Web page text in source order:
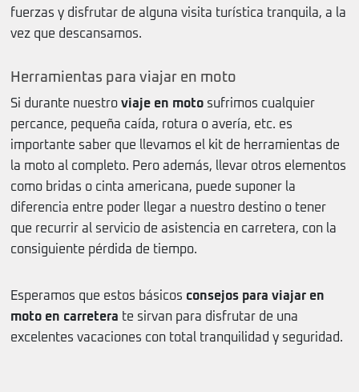
fuerzas y disfrutar de alguna visita turística tranquila, a la
vez que descansamos.
Herramientas para viajar en moto
Si durante nuestro viaje en moto sufrimos cualquier
percance, pequeña caída, rotura o avería, etc. es
importante saber que llevamos el kit de herramientas de
la moto al completo. Pero además, llevar otros elementos
como bridas o cinta americana, puede suponer la
diferencia entre poder llegar a nuestro destino o tener
que recurrir al servicio de asistencia en carretera, con la
consiguiente pérdida de tiempo.
Esperamos que estos básicos consejos para viajar en
moto en carretera te sirvan para disfrutar de una
excelentes vacaciones con total tranquilidad y seguridad.